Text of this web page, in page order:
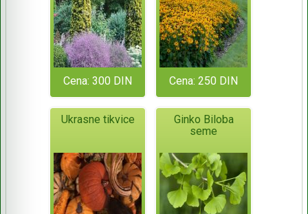
Cena: 300 DIN Cena: 250 DIN
Ukrasne tikvice
Ginko Biloba
seme